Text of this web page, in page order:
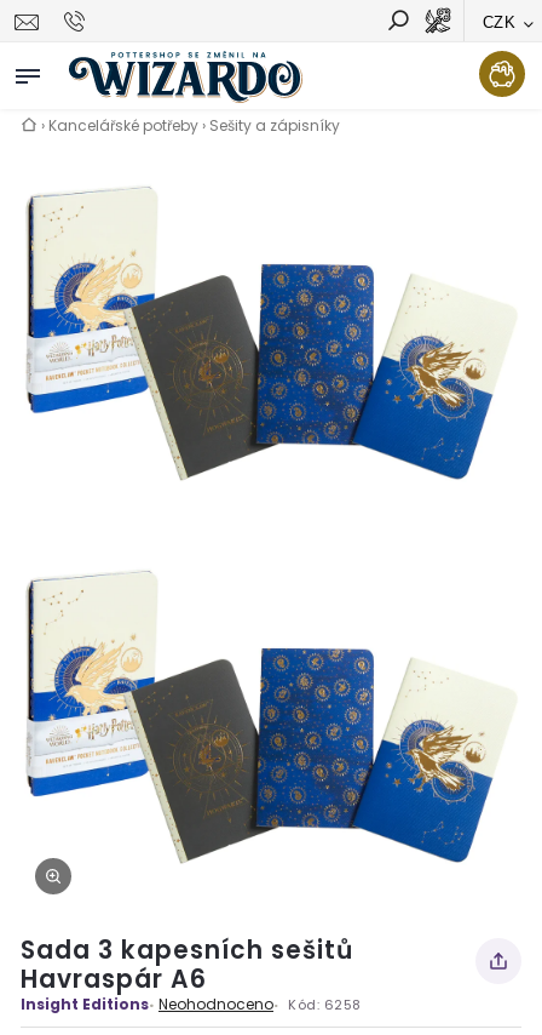
CZK
Vyhledávání Hledat
› Kancelářské potřeby › Sešity a zápisníky
Sada 3 kapesních sešitů
Havraspár A6
Insight Editions Neohodnoceno Kód: 6258